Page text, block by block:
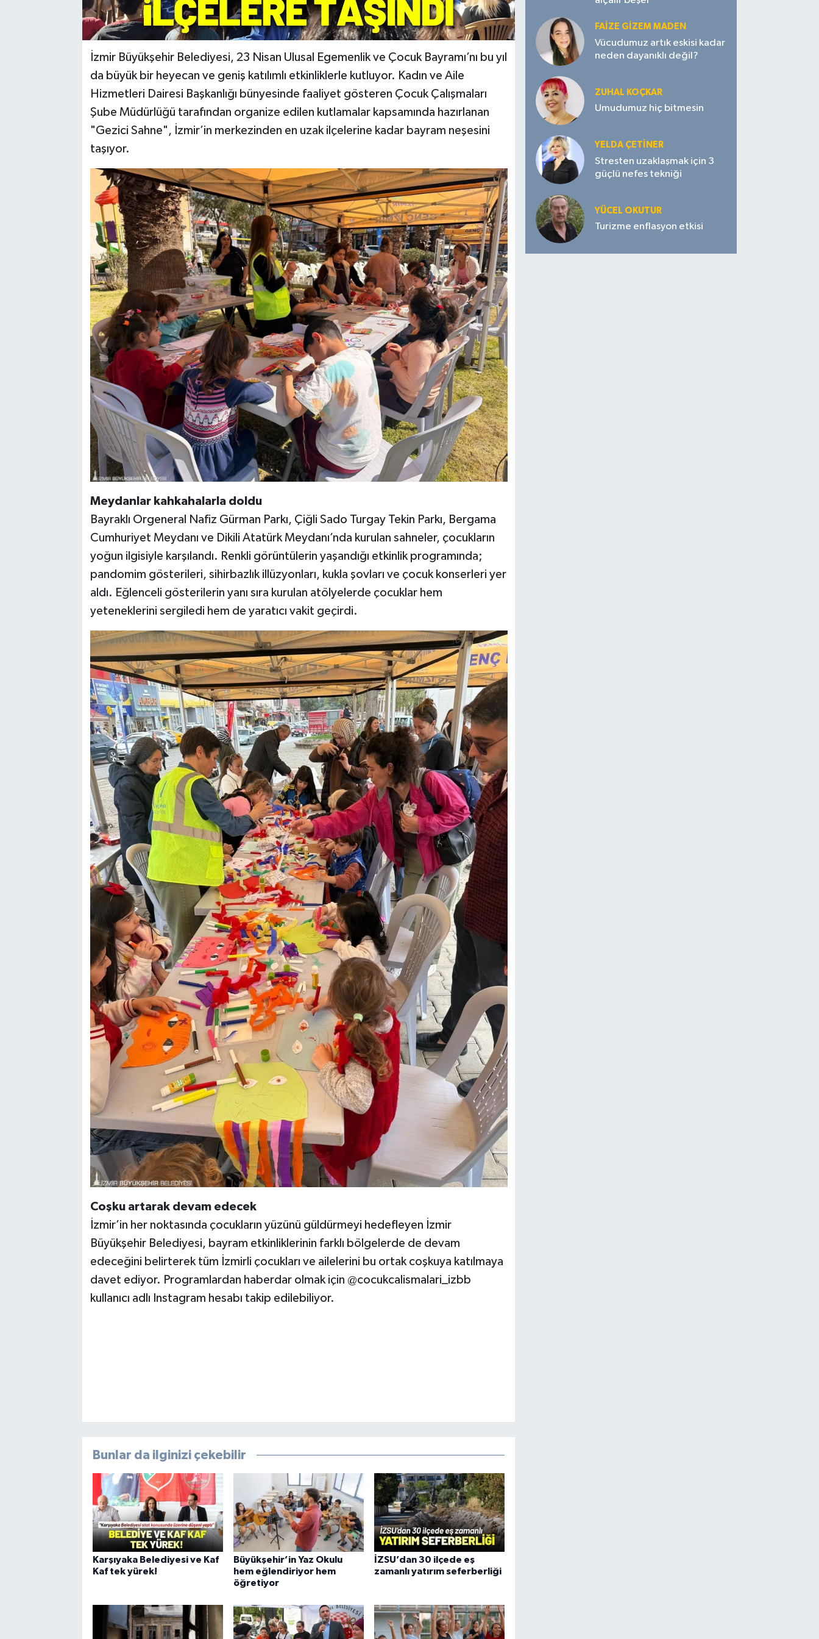
İzmir Büyükşehir Belediyesi, 23 Nisan Ulusal Egemenlik ve Çocuk Bayramı’nı bu yıl
da büyük bir heyecan ve geniş katılımlı etkinliklerle kutluyor. Kadın ve Aile
Hizmetleri Dairesi Başkanlığı bünyesinde faaliyet gösteren Çocuk Çalışmaları
Şube Müdürlüğü tarafından organize edilen kutlamalar kapsamında hazırlanan
"Gezici Sahne", İzmir’in merkezinden en uzak ilçelerine kadar bayram neşesini
taşıyor.
Meydanlar kahkahalarla doldu
Bayraklı Orgeneral Nafiz Gürman Parkı, Çiğli Sado Turgay Tekin Parkı, Bergama
Cumhuriyet Meydanı ve Dikili Atatürk Meydanı’nda kurulan sahneler, çocukların
yoğun ilgisiyle karşılandı. Renkli görüntülerin yaşandığı etkinlik programında;
pandomim gösterileri, sihirbazlık illüzyonları, kukla şovları ve çocuk konserleri yer
aldı. Eğlenceli gösterilerin yanı sıra kurulan atölyelerde çocuklar hem
yeteneklerini sergiledi hem de yaratıcı vakit geçirdi.
Coşku artarak devam edecek
İzmir’in her noktasında çocukların yüzünü güldürmeyi hedefleyen İzmir
Büyükşehir Belediyesi, bayram etkinliklerinin farklı bölgelerde de devam
edeceğini belirterek tüm İzmirli çocukları ve ailelerini bu ortak coşkuya katılmaya
davet ediyor. Programlardan haberdar olmak için @cocukcalismalari_izbb
kullanıcı adlı Instagram hesabı takip edilebiliyor.
Bunlar da ilginizi çekebilir
Karşıyaka Belediyesi ve Kaf
Kaf tek yürek!
Büyükşehir’in Yaz Okulu
hem eğlendiriyor hem
öğretiyor
İZSU’dan 30 ilçede eş
zamanlı yatırım seferberliği
FAIZE GIZEM MADEN
Vücudumuz artık eskisi kadar
neden dayanıklı değil?
ZUHAL KOÇKAR
Umudumuz hiç bitmesin
YELDA ÇETİNER
Stresten uzaklaşmak için 3
güçlü nefes tekniği
YÜCEL OKUTUR
Turizme enflasyon etkisi